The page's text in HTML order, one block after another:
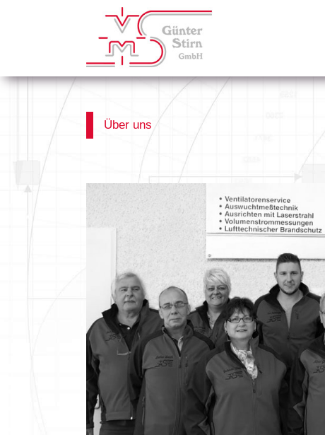
Über uns